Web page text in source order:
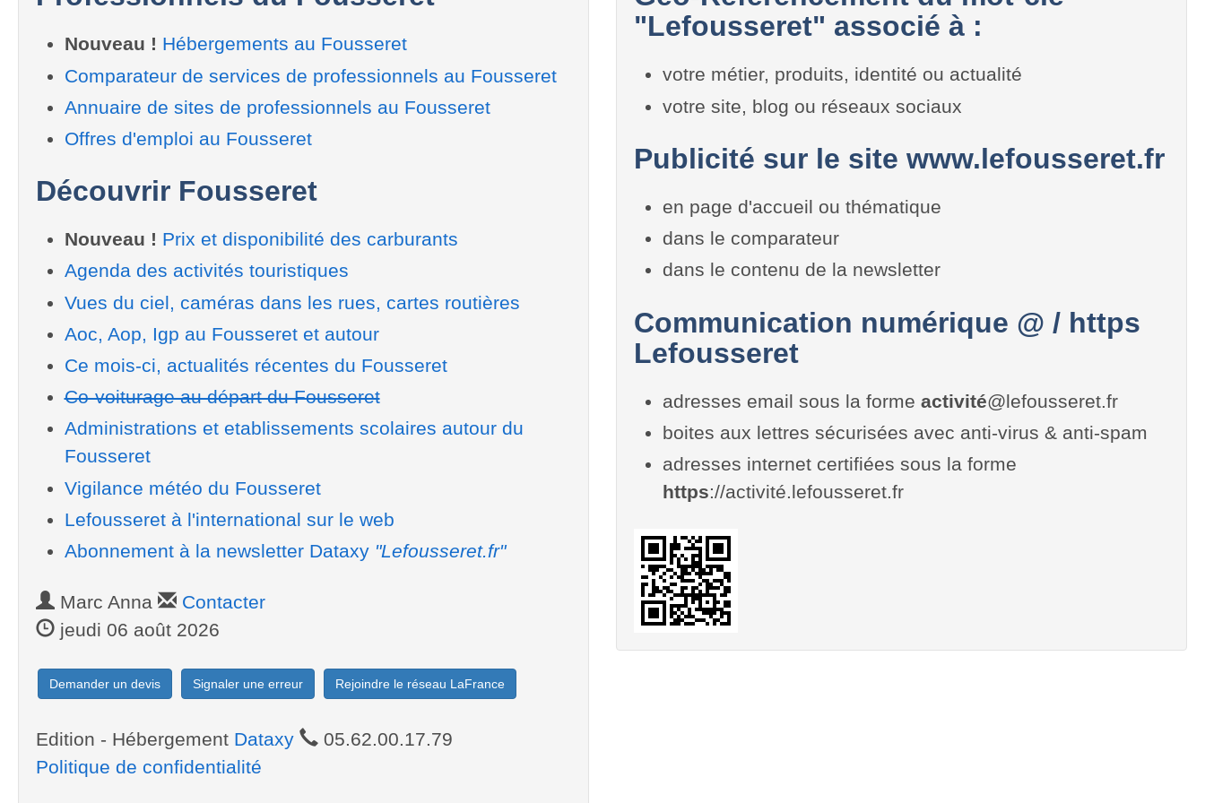
Nouveau ! Hébergements au Fousseret
Comparateur de services de professionnels au Fousseret
Annuaire de sites de professionnels au Fousseret
Offres d'emploi au Fousseret
Découvrir Fousseret
Nouveau ! Prix et disponibilité des carburants
Agenda des activités touristiques
Vues du ciel, caméras dans les rues, cartes routières
Aoc, Aop, Igp au Fousseret et autour
Ce mois-ci, actualités récentes du Fousseret
Co-voiturage au départ du Fousseret
Administrations et etablissements scolaires autour du
Fousseret
Vigilance météo du Fousseret
Lefousseret à l'international sur le web
Abonnement à la newsletter Dataxy "Lefousseret.fr"
Marc Anna
Contacter
jeudi 06 août 2026
Demander un devis Signaler une erreur Rejoindre le réseau LaFrance
Edition - Hébergement Dataxy
05.62.00.17.79
Politique de confidentialité
"Lefousseret" associé à :
votre métier, produits, identité ou actualité
votre site, blog ou réseaux sociaux
Publicité sur le site www.lefousseret.fr
en page d'accueil ou thématique
dans le comparateur
dans le contenu de la newsletter
Communication numérique @ / https
Lefousseret
adresses email sous la forme activité@lefousseret.fr
boites aux lettres sécurisées avec anti-virus & anti-spam
adresses internet certifiées sous la forme
https://activité.lefousseret.fr